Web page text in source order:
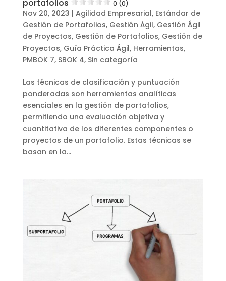
portafolios 0 (0)
Nov 20, 2023 | Agilidad Empresarial, Estándar de
Gestión de Portafolios, Gestión Ágil, Gestión Ágil
de Proyectos, Gestión de Portafolios, Gestión de
Proyectos, Guía Práctica Ágil, Herramientas,
PMBOK 7, SBOK 4, Sin categoría
Las técnicas de clasificación y puntuación
ponderadas son herramientas analíticas
esenciales en la gestión de portafolios,
permitiendo una evaluación objetiva y
cuantitativa de los diferentes componentes o
proyectos de un portafolio. Estas técnicas se
basan en la...